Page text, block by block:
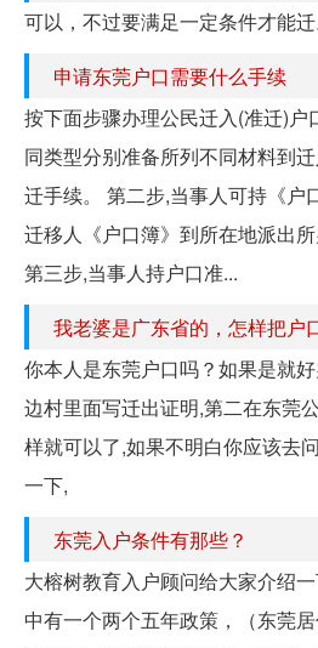
可以，不过要满足一定条件才能迁
申请东莞户口需要什么手续
按下面步骤办理公民迁入(准迁)户
同类型分别准备所列不同材料到
迁手续。 第二步,当事人可持《户
迁移人《户口簿》到所在地派出所
第三步,当事人持户口准...
我老婆是广东省的，怎样把户
你本人是东莞户口吗？如果是就
边村里面写迁出证明,第二在东莞
样就可以了,如果不明白你应该去
一下,
东莞入户条件有那些？
大榕树教育入户顾问给大家介绍
中有一个两个五年政策，（东莞